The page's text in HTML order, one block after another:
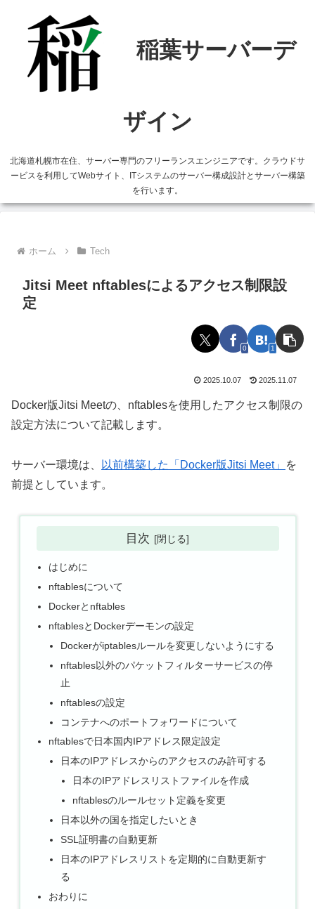
北海道札幌市在住、サーバー専門のフリーランスエンジニアです。クラウドサ
ービスを利用してWebサイト、ITシステムのサーバー構成設計とサーバー構築
を行います。
ホーム Tech
Jitsi Meet nftablesによるアクセス制限設
定
0 1
2025.10.07 2025.11.07
Docker版Jitsi Meetの、nftablesを使用したアクセス制限の
設定方法について記載します。
サーバー環境は、 以前構築した「Docker版Jitsi Meet」
を
前提としています。
目次
はじめに
nftablesについて
Dockerとnftables
nftablesとDockerデーモンの設定
Dockerがiptablesルールを変更しないようにする
nftables以外のパケットフィルターサービスの停
止
nftablesの設定
コンテナへのポートフォワードについて
nftablesで日本国内IPアドレス限定設定
日本のIPアドレスからのアクセスのみ許可する
日本のIPアドレスリストファイルを作成
nftablesのルールセット定義を変更
日本以外の国を指定したいとき
SSL証明書の自動更新
日本のIPアドレスリストを定期的に自動更新す
る
おわりに